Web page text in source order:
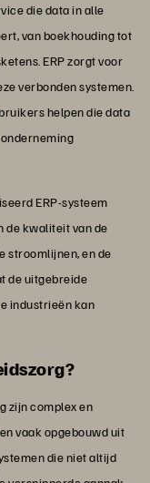
die data in alle
van boekhouding tot
ERP zorgt voor
verbonden systemen.
helpen die data
ERP-systeem
de kwaliteit van de
stroomlijnen, en de
de uitgebreide
industrieën kan
zijn complex en
vaak opgebouwd uit
die niet altijd